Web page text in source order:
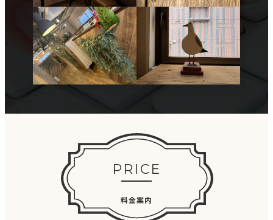
PRICE
料金案内